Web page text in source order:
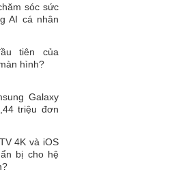
sóc sức
AI cá nhân
tiên của
hình?
Galaxy
triệu đơn
4K và iOS
bị cho hệ